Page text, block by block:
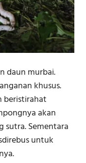
daun murbai.
khusus.
beristirahat
akan
sutra. Sementara
untuk